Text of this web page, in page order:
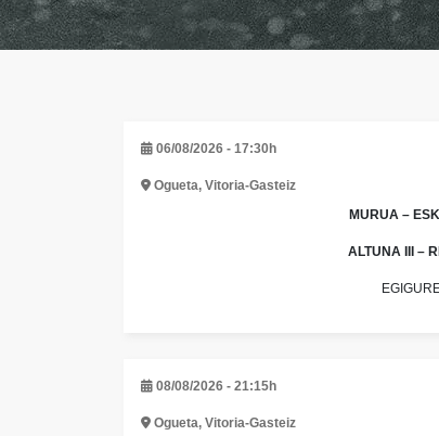
06/08/2026 - 17:30h
Ogueta, Vitoria-Gasteiz
MURUA –
ALTUNA III –
08/08/2026 - 21:15h
Ogueta, Vitoria-Gasteiz